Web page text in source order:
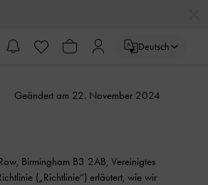
Deutsch
Geändert am 22. November 2024
Birmingham B3 2AB, Vereinigtes
(„Richtlinie“) erläutert, wie wir